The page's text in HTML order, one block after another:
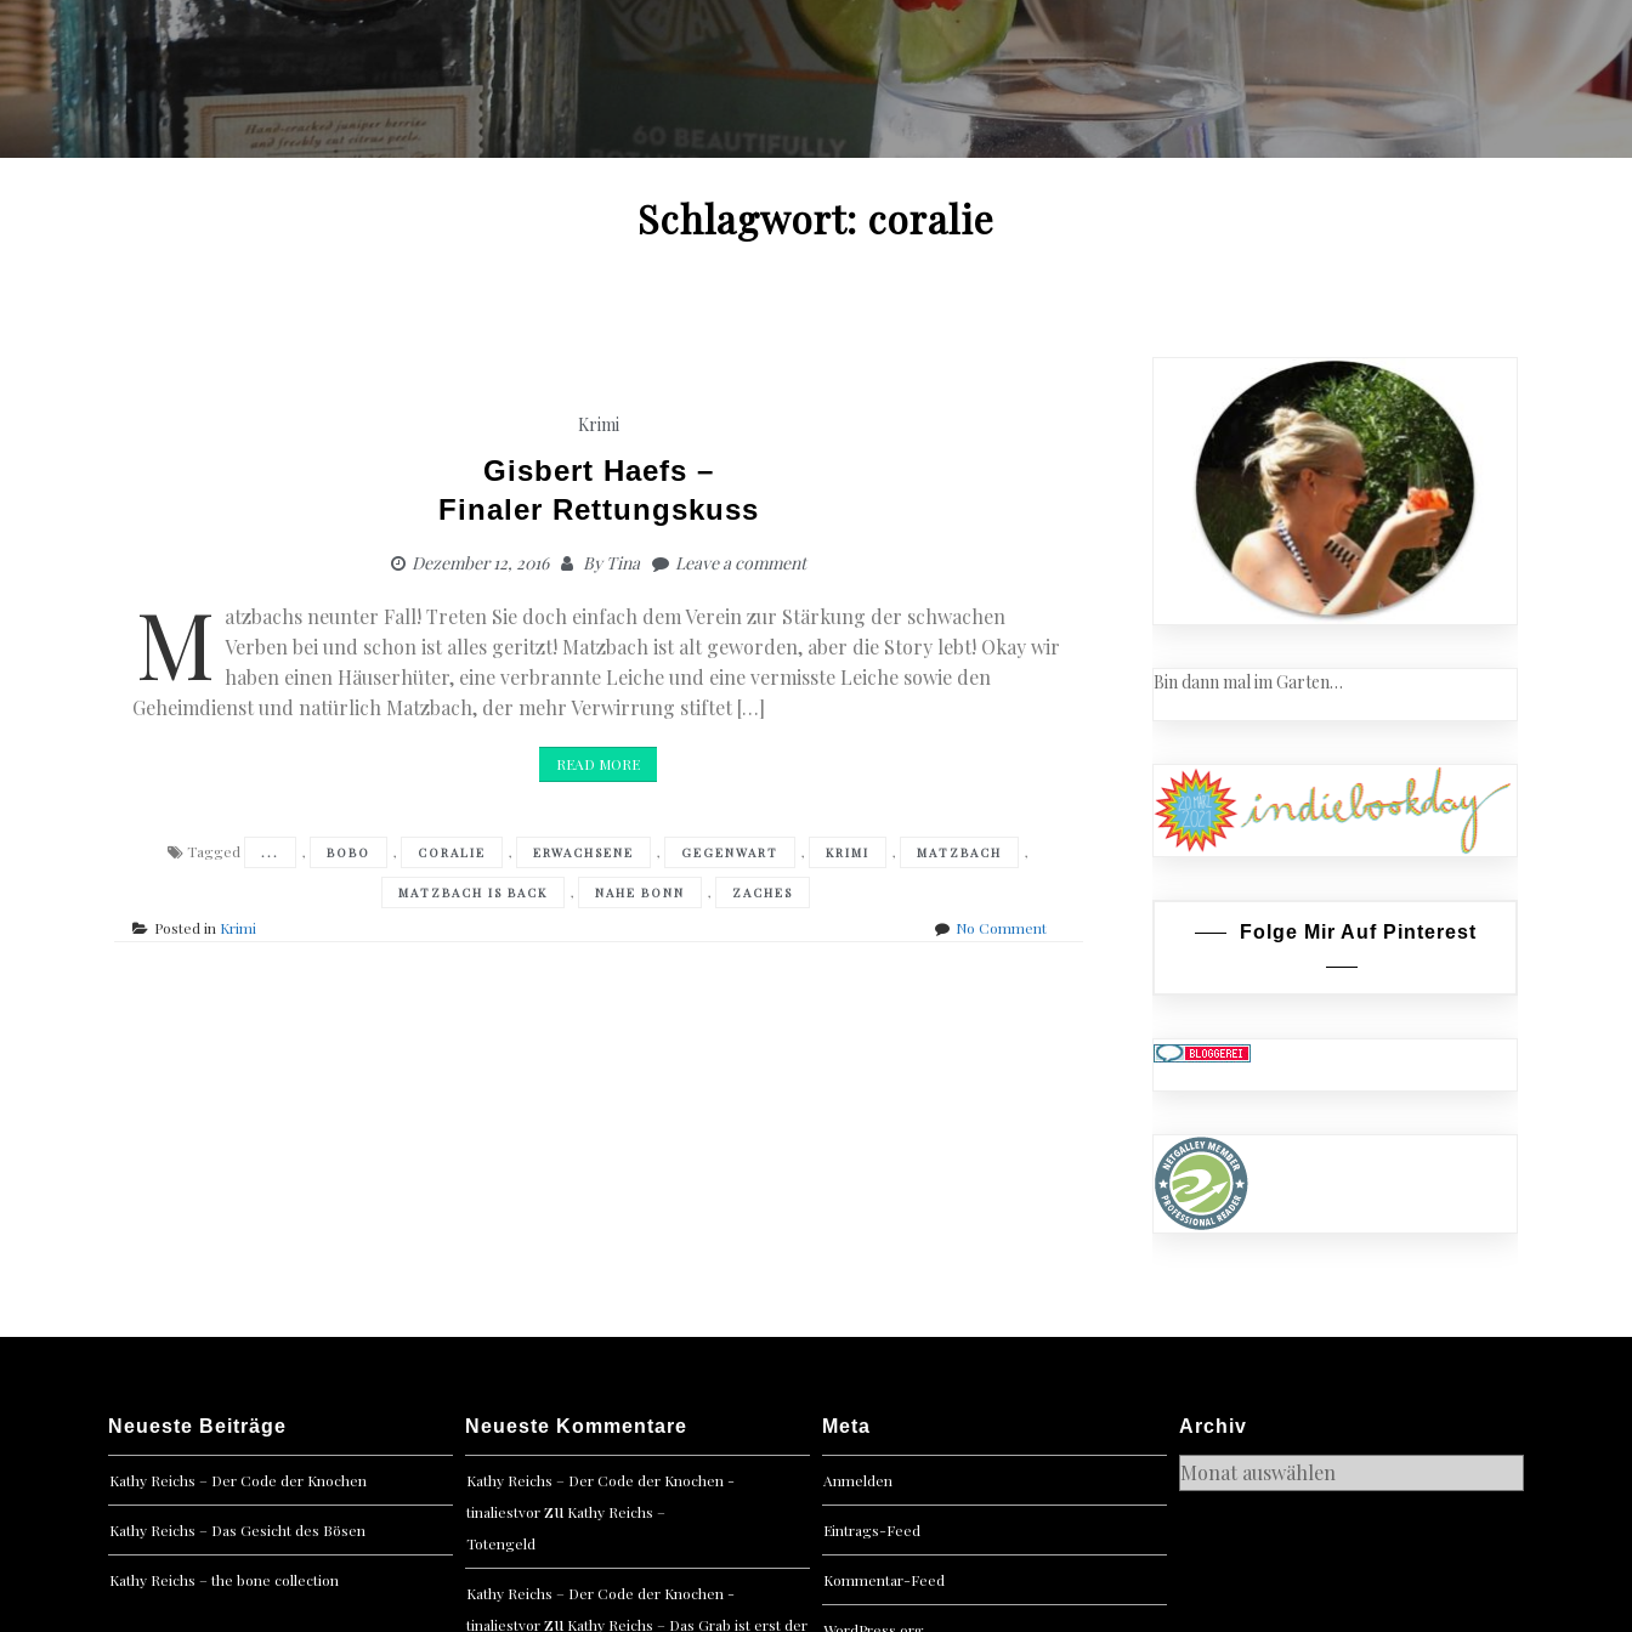
Schlagwort: coralie
Krimi
Gisbert Haefs –
Finaler Rettungskuss
Dezember 12, 2016 ByTina Leave a comment
M atzbachs neunter Fall! Treten Sie doch einfach dem Verein zur Stärkung der schwachen
Verben bei und schon ist alles geritzt! Matzbach ist alt geworden, aber die Story lebt! Okay wir
haben einen Häuserhüter, eine verbrannte Leiche und eine vermisste Leiche sowie den
Geheimdienst und natürlich Matzbach, der mehr Verwirrung stiftet […]
READ MORE
Tagged ... , BOBO , CORALIE , ERWACHSENE , GEGENWART , KRIMI , MATZBACH ,
MATZBACH IS BACK , NAHE BONN , ZACHES
Posted in Krimi No Commenton
Bin dann mal im Garten…
Folge Mir Auf Pinterest
Neueste Beiträge
Kathy Reichs – Der Code der Knochen
Kathy Reichs – Das Gesicht des Bösen
Kathy Reichs – the bone collection
Neueste Kommentare
Kathy Reichs – Der Code der Knochen -
tinaliestvorzu Kathy Reichs –
Totengeld
Kathy Reichs – Der Code der Knochen -
tinaliestvorzu Kathy Reichs – Das Grab ist erst der
Meta
Anmelden
Eintrags-Feed
Kommentar-Feed
Archiv
Archiv